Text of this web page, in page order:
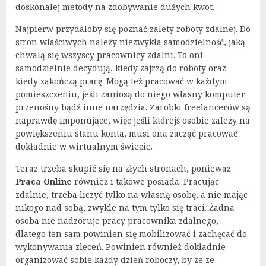
doskonałej metody na zdobywanie dużych kwot.
Najpierw przydałoby się poznać zalety roboty zdalnej. Do
stron właściwych należy niezwykła samodzielność, jaką
chwalą się wszyscy pracownicy zdalni. To oni
samodzielnie decydują, kiedy zajrzą do roboty oraz
kiedy zakończą pracę. Mogą też pracować w każdym
pomieszczeniu, jeśli zaniosą do niego własny komputer
przenośny bądź inne narzędzia. Zarobki freelancerów są
naprawdę imponujące, więc jeśli którejś osobie zależy na
powiększeniu stanu konta, musi ona zacząć pracować
dokładnie w wirtualnym świecie.
Teraz trzeba skupić się na złych stronach, ponieważ
Praca Online również i takowe posiada. Pracując
zdalnie, trzeba liczyć tylko na własną osobę, a nie mając
nikogo nad sobą, zwykle na tym tylko się traci. Żadna
osoba nie nadzoruje pracy pracownika zdalnego,
dlatego ten sam powinien się mobilizować i zachęcać do
wykonywania zleceń. Powinien również dokładnie
organizować sobie każdy dzień roboczy, by ze ze